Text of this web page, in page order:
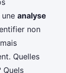
analyse
non
Quelles
Quels